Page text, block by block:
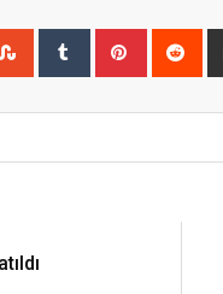
StumbleUpon
Tumblr Pinterest